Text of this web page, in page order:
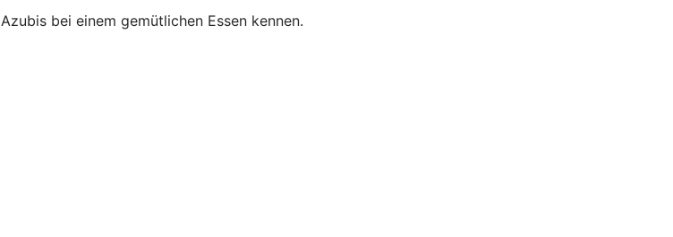
bei einem gemütlichen Essen kennen.